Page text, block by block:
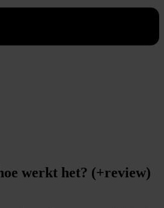
werkt het? (+review)